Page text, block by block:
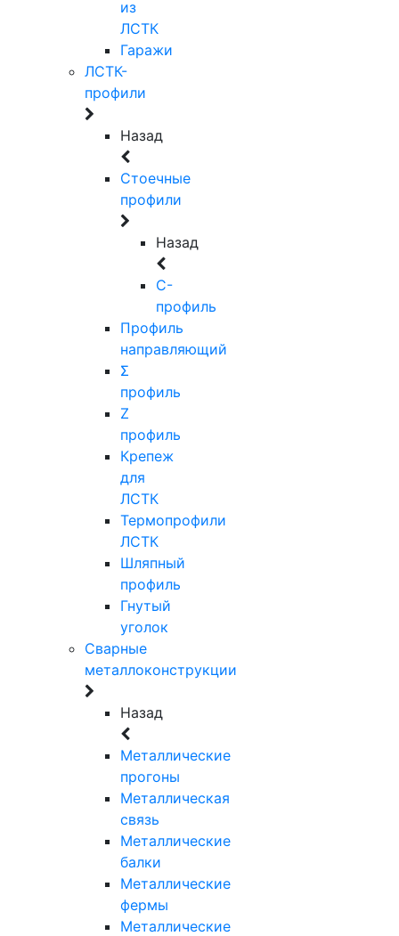
из
ЛСТК
Гаражи
ЛСТК-
профили
Назад
Стоечные
профили
Назад
C-
профиль
Профиль
направляющий
Σ
профиль
Z
профиль
Крепеж
для
ЛСТК
Термопрофили
ЛСТК
Шляпный
профиль
Гнутый
уголок
Сварные
металлоконструкции
Назад
Металлические
прогоны
Металлическая
связь
Металлические
балки
Металлические
фермы
Металлические